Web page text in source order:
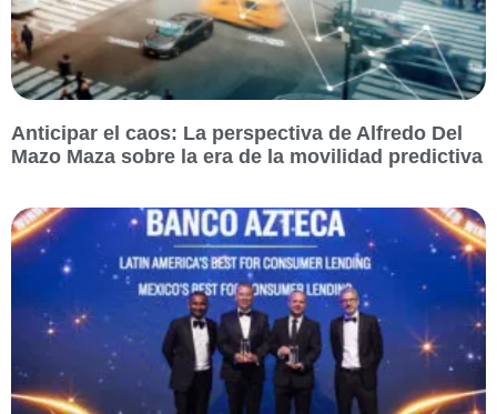
Anticipar el caos: La perspectiva de Alfredo Del
Mazo Maza sobre la era de la movilidad predictiva